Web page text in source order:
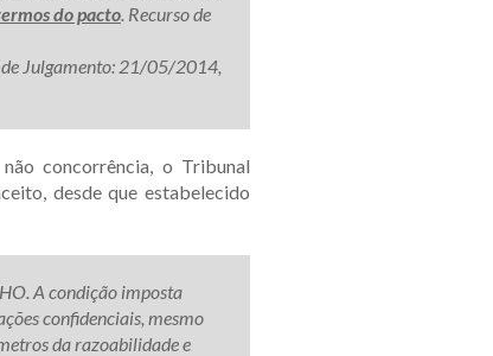
do pacto. Recurso de
Julgamento: 21/05/2014,
concorrência, o Tribunal
desde que estabelecido
A condição imposta
confidenciais, mesmo
da razoabilidade e